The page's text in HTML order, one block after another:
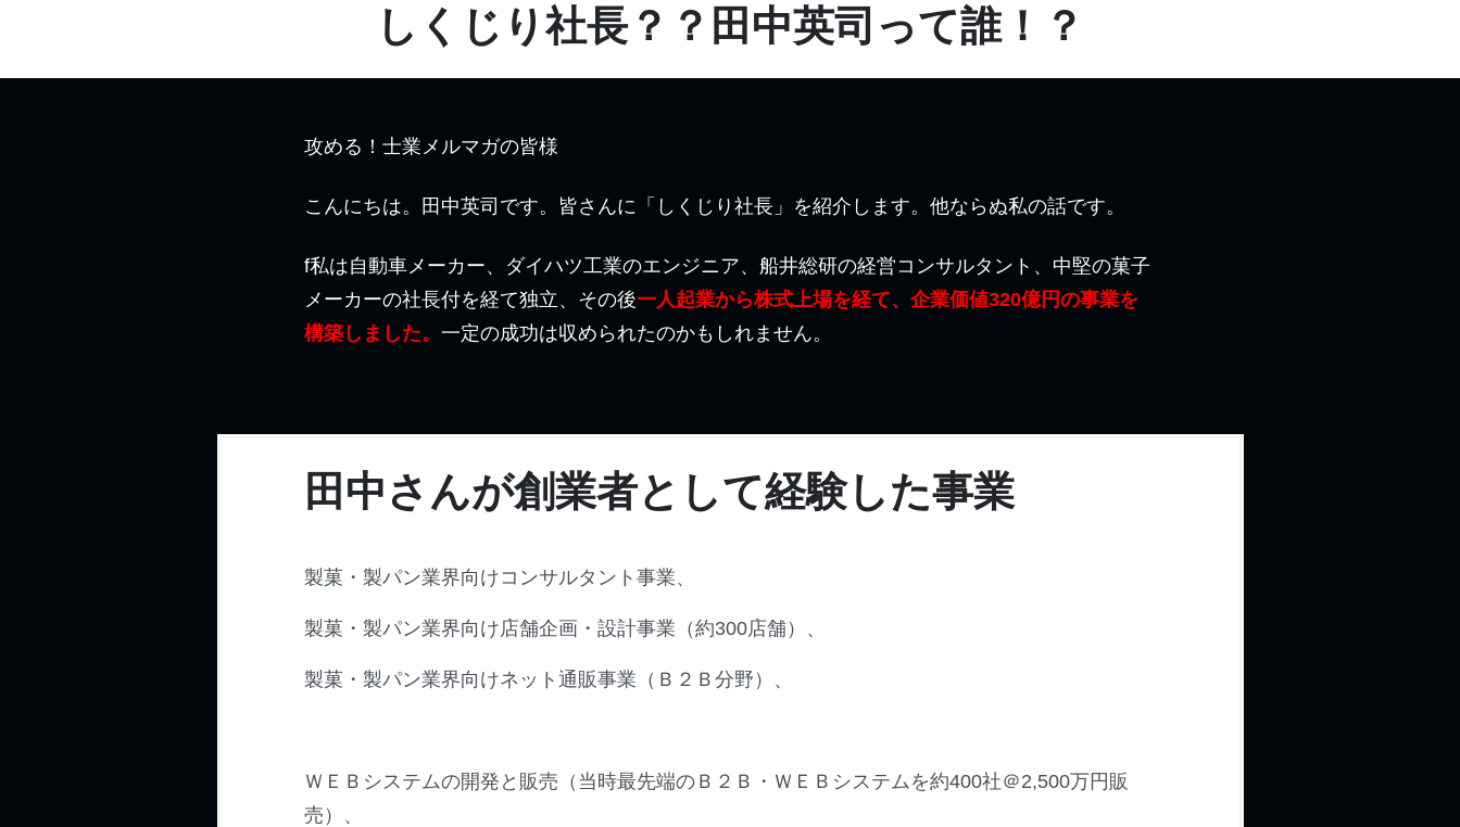
しくじり社長？？田中英司って誰！？
攻める！士業メルマガの皆様
こんにちは。田中英司です。皆さんに「しくじり社長」を紹介します。他ならぬ私の話です。
f私は自動車メーカー、ダイハツ工業のエンジニア、船井総研の経営コンサルタント、中堅の菓子
メーカーの社長付を経て独立、その後一人起業から株式上場を経て、企業価値320億円の事業を
構築しました。 一定の成功は収められたのかもしれません。
田中さんが創業者として経験した事業
製菓・製パン業界向けコンサルタント事業、
製菓・製パン業界向け店舗企画・設計事業（約300店舗）、
製菓・製パン業界向けネット通販事業（Ｂ２Ｂ分野）、
ＷＥＢシステムの開発と販売（当時最先端のＢ２Ｂ・ＷＥＢシステムを約400社＠2,500万円販
売）、